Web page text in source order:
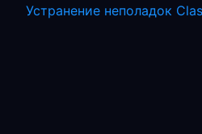
Устранение неполадок